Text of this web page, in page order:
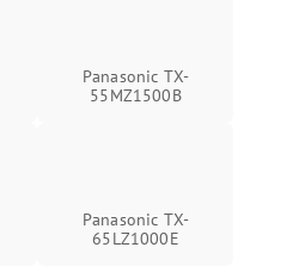
Panasonic TX-
55MZ1500B
Panasonic TX-
65LZ1000E